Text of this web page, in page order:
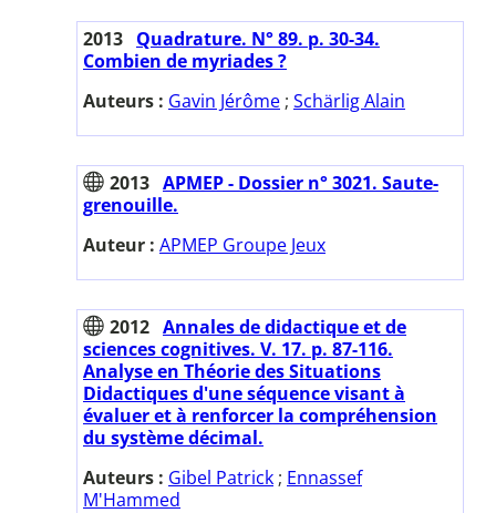
2013 Quadrature. N° 89. p. 30-34.
Combien de myriades ?
Auteurs : Gavin Jérôme ; Schärlig Alain
2013 APMEP - Dossier n° 3021. Saute-
grenouille.
Auteur : APMEP Groupe Jeux
2012 Annales de didactique et de
sciences cognitives. V. 17. p. 87-116.
Analyse en Théorie des Situations
Didactiques d'une séquence visant à
évaluer et à renforcer la compréhension
du système décimal.
Auteurs : Gibel Patrick ; Ennassef
M'Hammed